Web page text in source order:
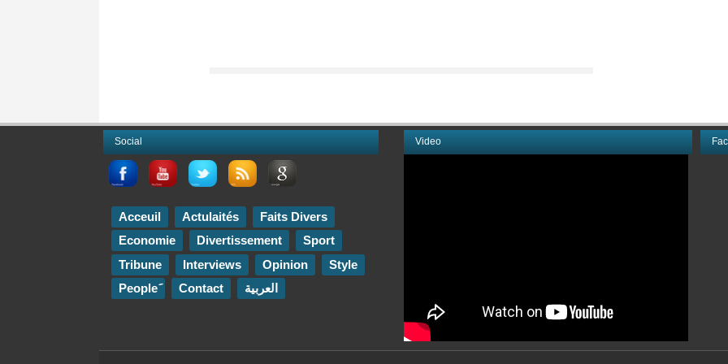
Video
Social
Acceuil Actulaités
Faits Divers
Economie
Divertissement
Sport
Tribune
Interviews Opinion
Style
Contact العربية